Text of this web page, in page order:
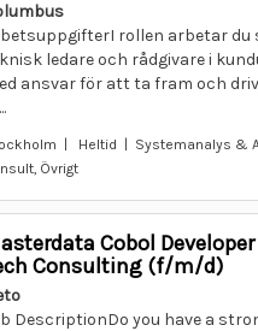
rollen arbetar du
ledare och rådgivare i
ansvar för att ta fram och
| Heltid | Systemanalys &
Övrigt
Cobol
Consulting (f/m/d)
DescriptionDo you have a